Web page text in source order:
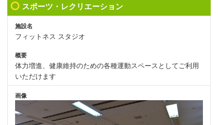
スポーツ・レクリエーション
施設名
フィットネス スタジオ
概要
体力増進、健康維持のための各種運動スペースとしてご利用
いただけます
画像